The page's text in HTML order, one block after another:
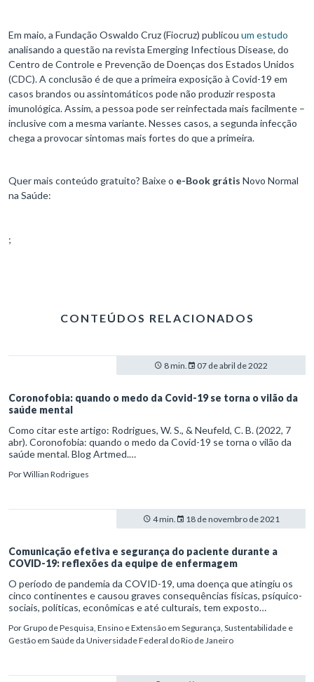
Em maio, a Fundação Oswaldo Cruz (Fiocruz) publicou um estudo
analisando a questão na revista Emerging Infectious Disease, do
Centro de Controle e Prevenção de Doenças dos Estados Unidos
(CDC). A conclusão é de que a primeira exposição à Covid-19 em
casos brandos ou assintomáticos pode não produzir resposta
imunológica. Assim, a pessoa pode ser reinfectada mais facilmente –
inclusive com a mesma variante. Nesses casos, a segunda infecção
chega a provocar sintomas mais fortes do que a primeira.
Quer mais conteúdo gratuito? Baixe o e-Book grátis Novo Normal
na Saúde:
;
CONTEÚDOS RELACIONADOS
8 min. 07 de abril de 2022
Coronofobia: quando o medo da Covid-19 se torna o vilão da
saúde mental
Como citar este artigo: Rodrigues, W. S., & Neufeld, C. B. (2022, 7
abr). Coronofobia: quando o medo da Covid-19 se torna o vilão da
saúde mental. Blog Artmed.
covid-19-se-torna-o-vilao-da-saude-mental
PorWillian Rodrigues
4 min. 18 de novembro de 2021
Comunicação efetiva e segurança do paciente durante a
COVID-19: reflexões da equipe de enfermagem
O período de pandemia da COVID-19, uma doença que atingiu os
cinco continentes e causou graves consequências físicas, psíquico-
sociais, políticas, econômicas e até culturais, tem exposto
não é nada agradável, demonstrando seriamente a vulnerabilidade
que ainda estamos passando com a circulação do vírus SARS-Cov-2
Por Grupo de Pesquisa, Ensino e Extensão em Segurança, Sustentabilidade e
Gestão em Saúde da Universidade Federal do Rio de Janeiro